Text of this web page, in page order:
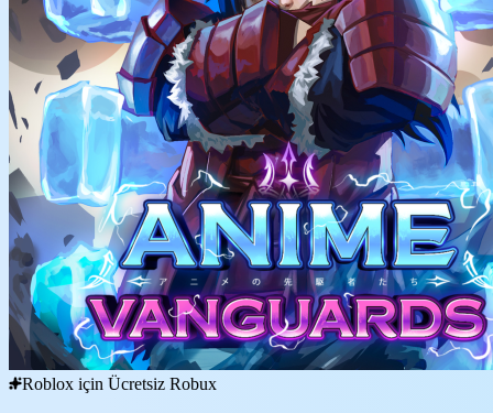
Roblox için Ücretsiz Robux